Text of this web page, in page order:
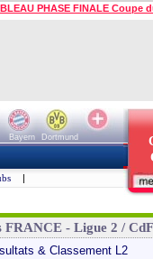
PHASE FINALE Coupe
Bayern
Dortmund
|
FRANCE - Ligue 2 /
& Classement L2